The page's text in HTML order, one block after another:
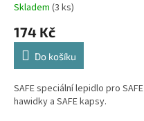
Skladem (3 ks)
174 Kč
Do košíku
SAFE speciální lepidlo pro SAFE
hawidky a SAFE kapsy.